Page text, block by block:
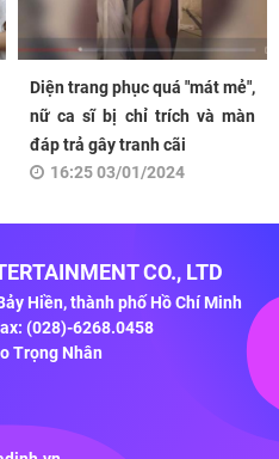
Diện trang phục quá "mát mẻ",
nữ ca sĩ bị chỉ trích và màn
đáp trả gây tranh cãi
16:25 03/01/2024
CO., LTD
Hiền, thành phố Hồ Chí Minh
(028)-6268.0458
Trọng Nhân